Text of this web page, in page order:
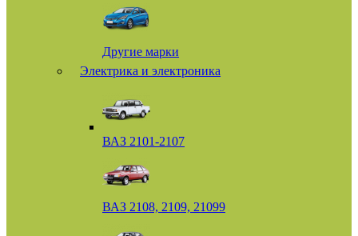
Другие марки
Электрика и электроника
ВАЗ 2101-2107
ВАЗ 2108, 2109, 21099